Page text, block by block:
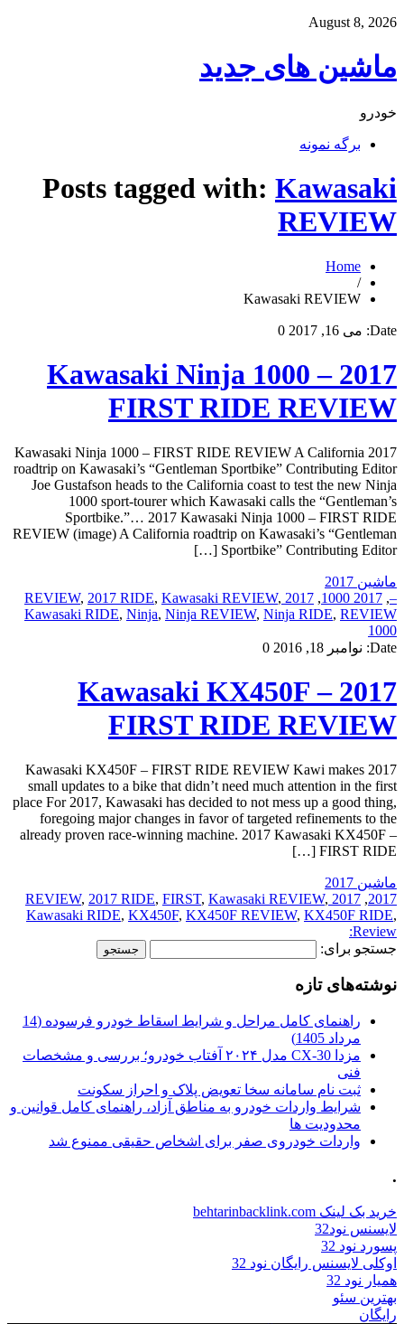
August 8, 2026
ماشین های جدید
خودرو
برگه نمونه
Posts tagged with: Kawasaki
REVIEW
Home
/
Kawasaki REVIEW
Date: می 16, 2017 0
2017 Kawasaki Ninja 1000 –
FIRST RIDE REVIEW
2017 Kawasaki Ninja 1000 – FIRST RIDE REVIEW A California
roadtrip on Kawasaki’s “Gentleman Sportbike” Contributing Editor
Joe Gustafson heads to the California coast to test the new Ninja
1000 sport-tourer which Kawasaki calls the “Gentleman’s
Sportbike.”… 2017 Kawasaki Ninja 1000 – FIRST RIDE
REVIEW (image) A California roadtrip on Kawasaki’s “Gentleman
Sportbike” Contributing Editor […]
ماشین 2017
–
,
2017 1000
,
2017 REVIEW
, 2017 RIDE, Kawasaki REVIEW,
Kawasaki RIDE, Ninja, Ninja REVIEW, Ninja RIDE, REVIEW
1000
Date: نوامبر 18, 2016 0
2017 Kawasaki KX450F –
FIRST RIDE REVIEW
2017 Kawasaki KX450F – FIRST RIDE REVIEW Kawi makes
small updates to a bike that didn’t need much attention in the first
place For 2017, Kawasaki has decided to not mess up a good thing,
foregoing major changes in favor of targeted refinements to the
already proven race-winning machine. 2017 Kawasaki KX450F –
FIRST RIDE […]
ماشین 2017
2017
,
2017 REVIEW
, 2017 RIDE, FIRST, Kawasaki REVIEW,
Kawasaki RIDE, KX450F, KX450F REVIEW, KX450F RIDE,
Review:
جستجو برای:
نوشته‌های تازه
راهنمای کامل مراحل و شرایط اسقاط خودرو فرسوده (14
مرداد 1405)
مزدا CX-30 مدل ۲۰۲۴ آفتاب خودرو؛ بررسی و مشخصات
فنی
ثبت نام سامانه سخا تعویض پلاک و احراز سکونت
شرایط واردات خودرو به مناطق آزاد، راهنمای کامل قوانین و
محدودیت ها
واردات خودروی صفر برای اشخاص حقیقی ممنوع شد
.
خرید بک لینک behtarinbacklink.com
لایسنس نود32
پسورد نود 32
اوکلی لایسنس رایگان نود 32
همیار نود 32
بهترین سئو
رایگان